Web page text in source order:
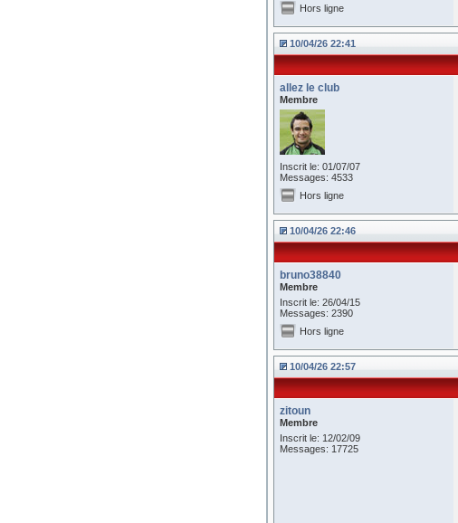
Hors ligne
10/04/26 22:41
allez le club
Membre
Inscrit le: 01/07/07
Messages: 4533
Hors ligne
10/04/26 22:46
bruno38840
Membre
Inscrit le: 26/04/15
Messages: 2390
Hors ligne
10/04/26 22:57
zitoun
Membre
Inscrit le: 12/02/09
Messages: 17725